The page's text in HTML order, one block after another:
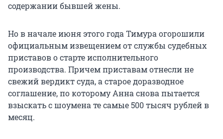
содержании бывшей жены.
Но в начале июня этого года Тимура огорошили
официальным извещением от службы судебных
приставов о старте исполнительного
производства. Причем приставам отнесли не
свежий вердикт суда, а старое доразводное
соглашение, по которому Анна снова пытается
взыскать с шоумена те самые 500 тысяч рублей в
месяц.